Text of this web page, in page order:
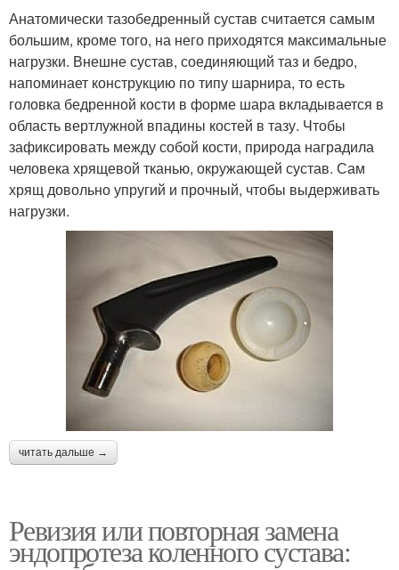
Анатомически тазобедренный сустав считается самым
большим, кроме того, на него приходятся максимальные
нагрузки. Внешне сустав, соединяющий таз и бедро,
напоминает конструкцию по типу шарнира, то есть
головка бедренной кости в форме шара вкладывается в
область вертлужной впадины костей в тазу. Чтобы
зафиксировать между собой кости, природа наградила
человека хрящевой тканью, окружающей сустав. Сам
хрящ довольно упругий и прочный, чтобы выдерживать
нагрузки.
читать дальше →
Ревизия или повторная замена
эндопротеза коленного сустава: